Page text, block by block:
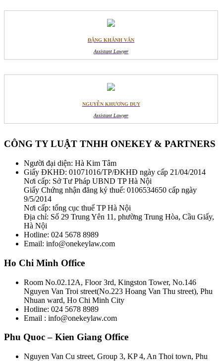
ĐẶNG KHÁNH VÂN
Assistant Lawyer
NGUYỄN KHƯƠNG DUY
Assistant Lawyer
CÔNG TY LUẬT TNHH ONEKEY & PARTNERS
Người đại diện: Hà Kim Tâm
Giấy ĐKHĐ: 01071016/TP/ĐKHĐ ngày cấp 21/04/2014
Nơi cấp: Sở Tư Pháp UBND TP Hà Nội
Giấy Chứng nhận đăng ký thuế: 0106534650 cấp ngày
9/5/2014
Nơi cấp: tổng cục thuế TP Hà Nội
Địa chỉ: Số 29 Trung Yên 11, phường Trung Hòa, Cầu Giấy,
Hà Nội
Hotline: 024 5678 8989
Email: info@onekeylaw.com
Ho Chi Minh Office
Room No.02.12A, Floor 3rd, Kingston Tower, No.146
Nguyen Van Troi street(No.223 Hoang Van Thu street), Phu
Nhuan ward, Ho Chi Minh City
Hotline: 024 5678 8989
Email : info@onekeylaw.com
Phu Quoc – Kien Giang Office
Nguyen Van Cu street, Group 3, KP 4, An Thoi town, Phu